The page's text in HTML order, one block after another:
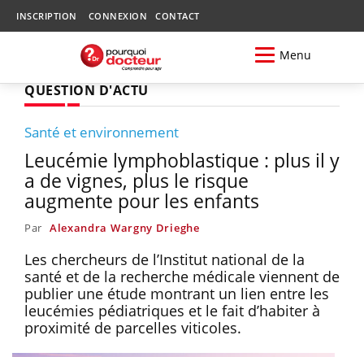
INSCRIPTION CONNEXION CONTACT
Menu
QUESTION D'ACTU
Santé et environnement
Leucémie lymphoblastique : plus il y
a de vignes, plus le risque
augmente pour les enfants
Par Alexandra Wargny Drieghe
Les chercheurs de l’Institut national de la
santé et de la recherche médicale viennent de
publier une étude montrant un lien entre les
leucémies pédiatriques et le fait d’habiter à
proximité de parcelles viticoles.